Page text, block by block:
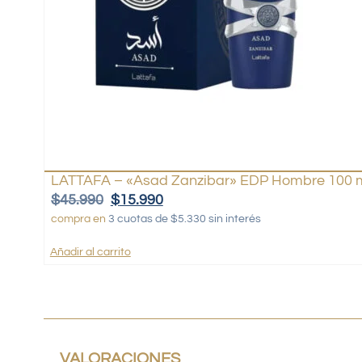
LATTAFA – «Asad Zanzibar» EDP Hombre 100
$45.990 $15.990
compra en 3 cuotas de $5.330 sin interés
Añadir al carrito